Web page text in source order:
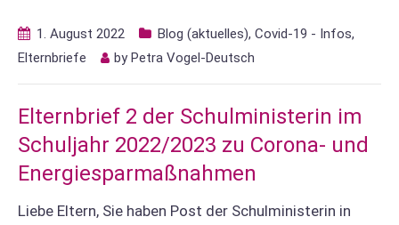
1. August 2022 Blog (aktuelles), Covid-19 - Infos,
Elternbriefe
byPetra Vogel-Deutsch
Elternbrief 2 der Schulministerin im
Schuljahr 2022/2023 zu Corona- und
Energiesparmaßnahmen
Liebe Eltern, Sie haben Post der Schulministerin in